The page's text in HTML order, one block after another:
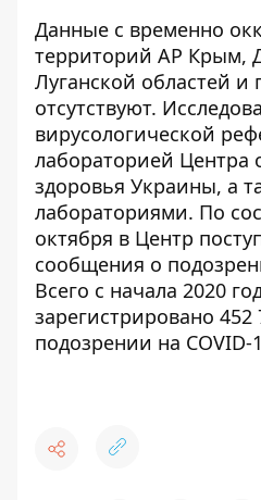
Данные с временно
территорий АР Крым,
Луганской областей и
отсутствуют.
вирусологической
лабораторией Центра
здоровья Украины, а
лабораториями. По
октября в Центр
сообщения о
Всего с начала 2020
зарегистрировано
подозрении на COVID-